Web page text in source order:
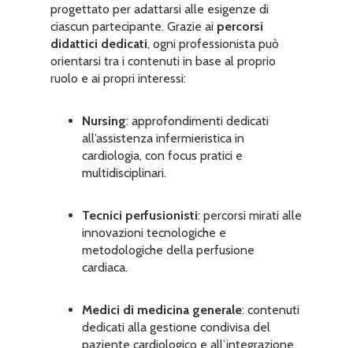
progettato per adattarsi alle esigenze di
ciascun partecipante. Grazie ai percorsi
didattici dedicati, ogni professionista può
orientarsi tra i contenuti in base al proprio
ruolo e ai propri interessi:
Nursing: approfondimenti dedicati
all’assistenza infermieristica in
cardiologia, con focus pratici e
multidisciplinari.
Tecnici perfusionisti: percorsi mirati alle
innovazioni tecnologiche e
metodologiche della perfusione
cardiaca.
Medici di medicina generale: contenuti
dedicati alla gestione condivisa del
paziente cardiologico e all’integrazione